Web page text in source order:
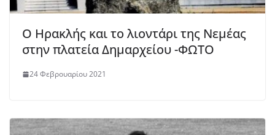
Ο Ηρακλής και το λιοντάρι της Νεμέας
στην πλατεία Δημαρχείου -ΦΩΤΟ
24 Φεβρουαρίου 2021